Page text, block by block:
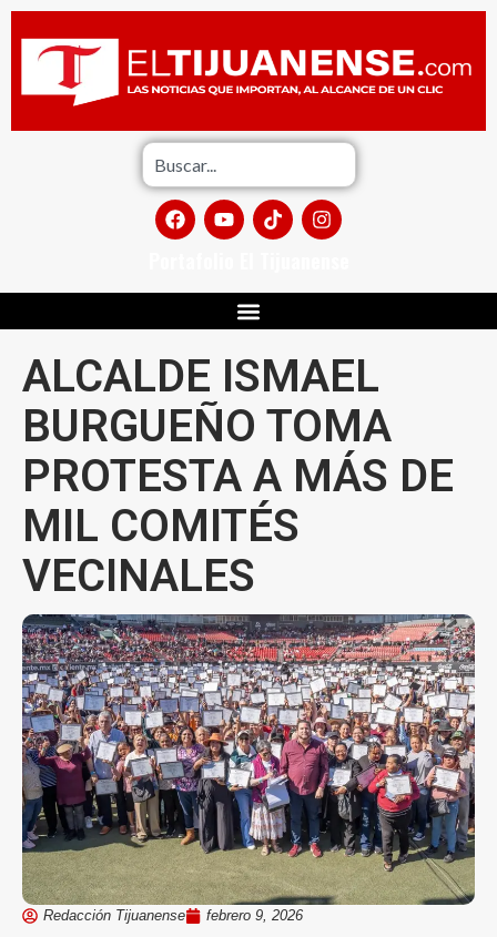
ALCALDE ISMAEL
BURGUEÑO TOMA
PROTESTA A MÁS DE
MIL COMITÉS
VECINALES
Redacción Tijuanense febrero 9, 2026